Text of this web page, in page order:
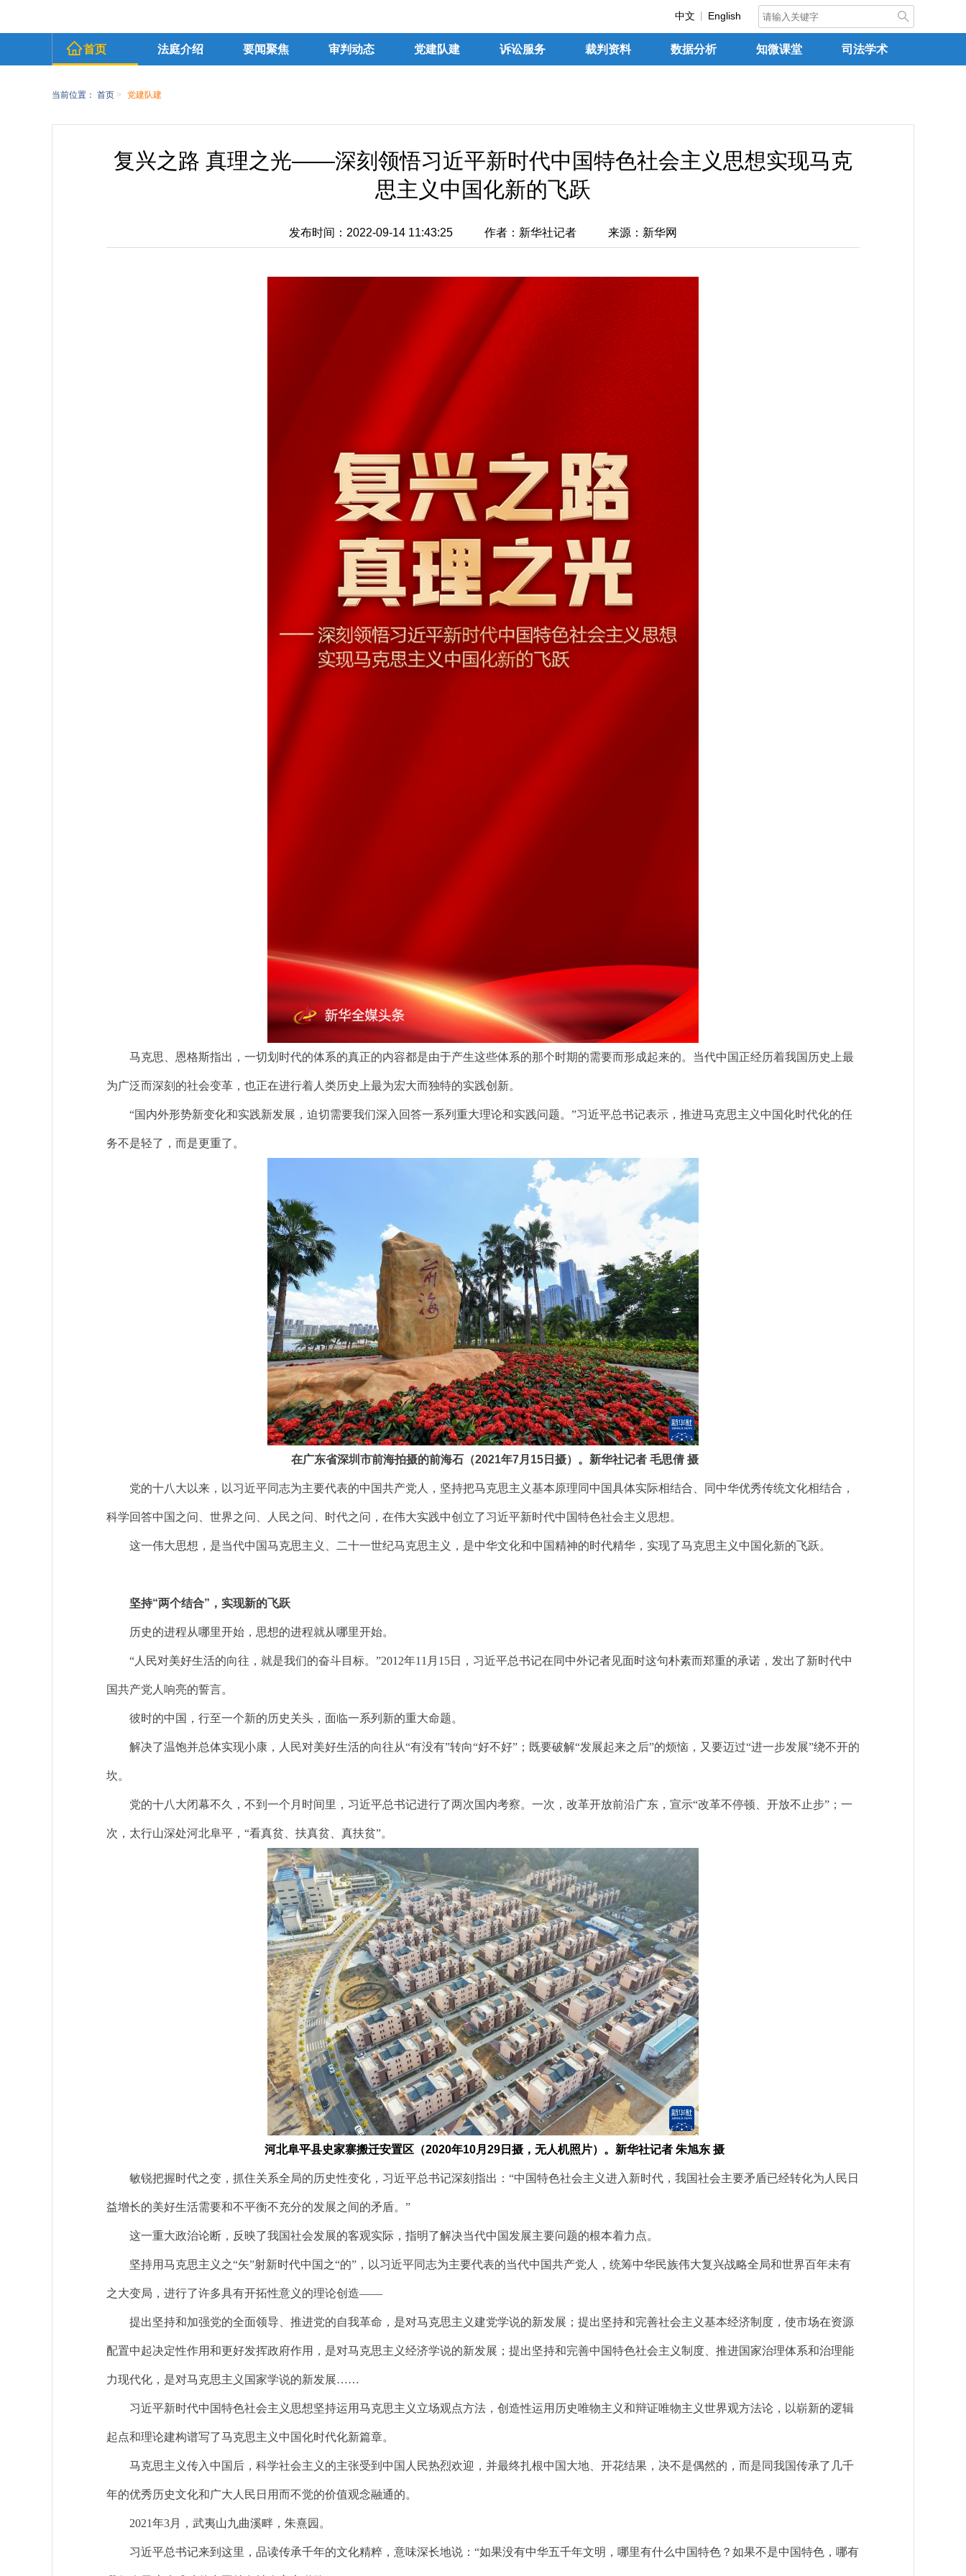
中文 English
首页 法庭介绍 要闻聚焦 审判动态 党建队建 诉讼服务 裁判资料 数据分析 知微课堂 司法学术
当前位置： 首页 > 党建队建
复兴之路 真理之光——深刻领悟习近平新时代中国特色社会主义思想实现马克
思主义中国化新的飞跃
发布时间：2022-09-14 11:43:25 作者：新华社记者 来源：新华网
马克思、恩格斯指出，一切划时代的体系的真正的内容都是由于产生这些体系的那个时期的需要而形成起来的。当代中国正经历着我国历史上最
为广泛而深刻的社会变革，也正在进行着人类历史上最为宏大而独特的实践创新。
“国内外形势新变化和实践新发展，迫切需要我们深入回答一系列重大理论和实践问题。”习近平总书记表示，推进马克思主义中国化时代化的任
务不是轻了，而是更重了。
在广东省深圳市前海拍摄的前海石（2021年7月15日摄）。新华社记者 毛思倩 摄
党的十八大以来，以习近平同志为主要代表的中国共产党人，坚持把马克思主义基本原理同中国具体实际相结合、同中华优秀传统文化相结合，
科学回答中国之问、世界之问、人民之问、时代之问，在伟大实践中创立了习近平新时代中国特色社会主义思想。
这一伟大思想，是当代中国马克思主义、二十一世纪马克思主义，是中华文化和中国精神的时代精华，实现了马克思主义中国化新的飞跃。
坚持“两个结合”，实现新的飞跃
历史的进程从哪里开始，思想的进程就从哪里开始。
“人民对美好生活的向往，就是我们的奋斗目标。”2012年11月15日，习近平总书记在同中外记者见面时这句朴素而郑重的承诺，发出了新时代中
国共产党人响亮的誓言。
彼时的中国，行至一个新的历史关头，面临一系列新的重大命题。
解决了温饱并总体实现小康，人民对美好生活的向往从“有没有”转向“好不好”；既要破解“发展起来之后”的烦恼，又要迈过“进一步发展”绕不开的
坎。
党的十八大闭幕不久，不到一个月时间里，习近平总书记进行了两次国内考察。一次，改革开放前沿广东，宣示“改革不停顿、开放不止步”；一
次，太行山深处河北阜平，“看真贫、扶真贫、真扶贫”。
河北阜平县史家寨搬迁安置区（2020年10月29日摄，无人机照片）。新华社记者 朱旭东 摄
敏锐把握时代之变，抓住关系全局的历史性变化，习近平总书记深刻指出：“中国特色社会主义进入新时代，我国社会主要矛盾已经转化为人民日
益增长的美好生活需要和不平衡不充分的发展之间的矛盾。”
这一重大政治论断，反映了我国社会发展的客观实际，指明了解决当代中国发展主要问题的根本着力点。
坚持用马克思主义之“矢”射新时代中国之“的”，以习近平同志为主要代表的当代中国共产党人，统筹中华民族伟大复兴战略全局和世界百年未有
之大变局，进行了许多具有开拓性意义的理论创造——
提出坚持和加强党的全面领导、推进党的自我革命，是对马克思主义建党学说的新发展；提出坚持和完善社会主义基本经济制度，使市场在资源
配置中起决定性作用和更好发挥政府作用，是对马克思主义经济学说的新发展；提出坚持和完善中国特色社会主义制度、推进国家治理体系和治理能
力现代化，是对马克思主义国家学说的新发展……
习近平新时代中国特色社会主义思想坚持运用马克思主义立场观点方法，创造性运用历史唯物主义和辩证唯物主义世界观方法论，以崭新的逻辑
起点和理论建构谱写了马克思主义中国化时代化新篇章。
马克思主义传入中国后，科学社会主义的主张受到中国人民热烈欢迎，并最终扎根中国大地、开花结果，决不是偶然的，而是同我国传承了几千
年的优秀历史文化和广大人民日用而不觉的价值观念融通的。
2021年3月，武夷山九曲溪畔，朱熹园。
习近平总书记来到这里，品读传承千年的文化精粹，意味深长地说：“如果没有中华五千年文明，哪里有什么中国特色？如果不是中国特色，哪有